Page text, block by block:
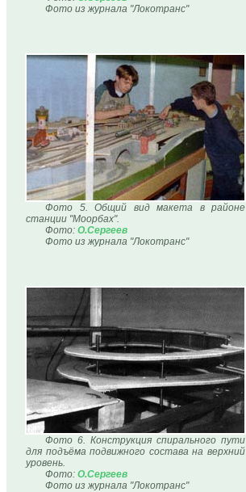
Фото из журнала "Локотранс"
Фото 5. Общий вид макета в районе
станции "Моорбах".
Фото: О.Сергеев
Фото из журнала "Локотранс"
Фото 6. Конструкция спирального пути
для подъёма подвижного состава на верхний
уровень.
Фото: О.Сергеев
Фото из журнала "Локотранс"